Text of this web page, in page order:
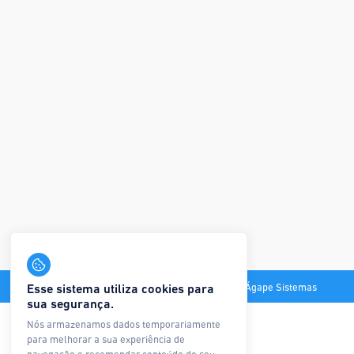
Todos os direitos reservados © Ágape Sistemas
Esse sistema utiliza cookies para
sua segurança.
Nós armazenamos dados temporariamente
para melhorar a sua experiência de